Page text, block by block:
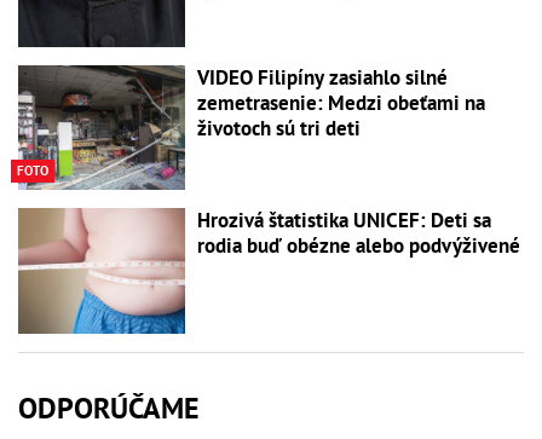
FOTO
VIDEO Filipíny zasiahlo silné
zemetrasenie: Medzi obeťami na
životoch sú tri deti
Hrozivá štatistika UNICEF: Deti sa
rodia buď obézne alebo podvýživené
ODPORÚČAME